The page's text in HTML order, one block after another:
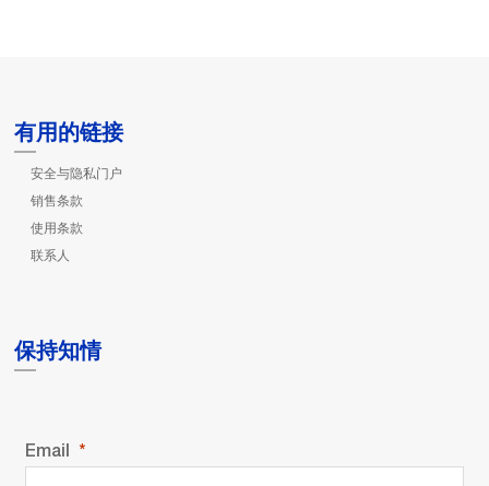
有用的链接
安全与隐私门户
销售条款
使用条款
联系人
保持知情
Email